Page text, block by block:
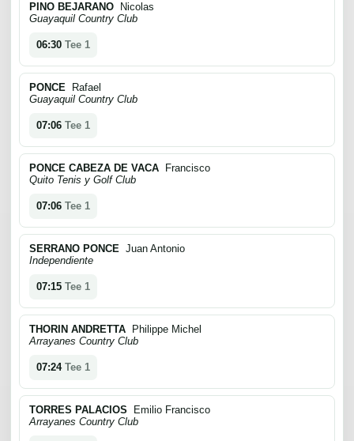
PINO BEJARANO Nicolas
Guayaquil Country Club
06:30 Tee 1
PONCE Rafael
Guayaquil Country Club
07:06 Tee 1
PONCE CABEZA DE VACA Francisco
Quito Tenis y Golf Club
07:06 Tee 1
SERRANO PONCE Juan Antonio
Independiente
07:15 Tee 1
THORIN ANDRETTA Philippe Michel
Arrayanes Country Club
07:24 Tee 1
TORRES PALACIOS Emilio Francisco
Arrayanes Country Club